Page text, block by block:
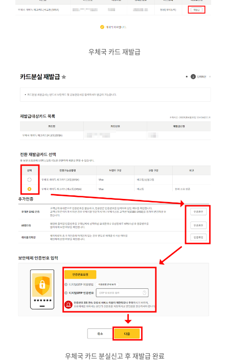
우체국 카드 재발급
우체국 카드 분실신고 후 재발급 완료